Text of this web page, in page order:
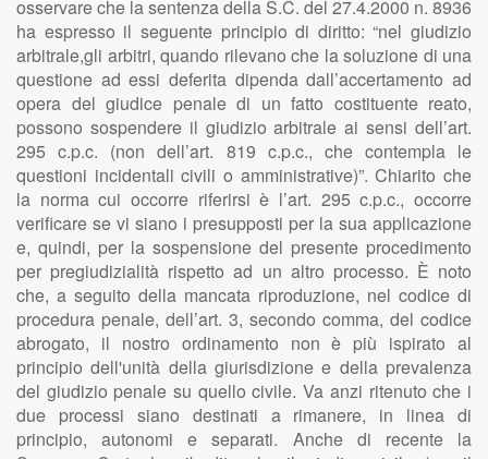
osservare che la sentenza della S.C. del 27.4.2000 n. 8936
ha espresso il seguente principio di diritto: “nel giudizio
arbitrale,gli arbitri, quando rilevano che la soluzione di una
questione ad essi deferita dipenda dall’accertamento ad
opera del giudice penale di un fatto costituente reato,
possono sospendere il giudizio arbitrale ai sensi dell’art.
295 c.p.c. (non dell’art. 819 c.p.c., che contempla le
questioni incidentali civili o amministrative)”. Chiarito che
la norma cui occorre riferirsi è l’art. 295 c.p.c., occorre
verificare se vi siano i presupposti per la sua applicazione
e, quindi, per la sospensione del presente procedimento
per pregiudizialità rispetto ad un altro processo. È noto
che, a seguito della mancata riproduzione, nel codice di
procedura penale, dell’art. 3, secondo comma, del codice
abrogato, il nostro ordinamento non è più ispirato al
principio dell'unità della giurisdizione e della prevalenza
del giudizio penale su quello civile. Va anzi ritenuto che i
due processi siano destinati a rimanere, in linea di
principio, autonomi e separati. Anche di recente la